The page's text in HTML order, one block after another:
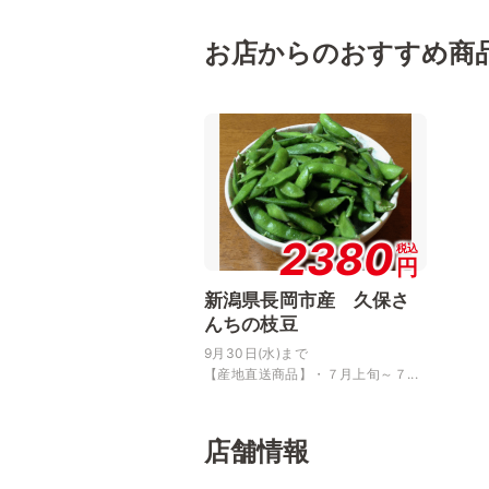
お店からのおすすめ商
2380税込
円
新潟県長岡市産 久保さ
んちの枝豆
9月30日(水)まで
【産地直送商品】・７月上旬～７...
店舗情報